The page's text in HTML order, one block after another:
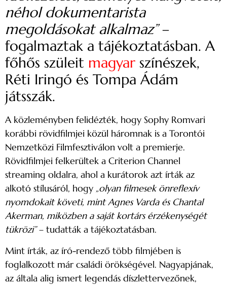
néhol dokumentarista
megoldásokat alkalmaz”–
fogalmaztak a tájékoztatásban. A
főhős szüleit magyar színészek,
Réti Iringó és Tompa Ádám
játsszák.
A közleményben felidézték, hogy Sophy Romvari
korábbi rövidfilmjei közül háromnak is a Torontói
Nemzetközi Filmfesztiválon volt a premierje.
Rövidfilmjei felkerültek a Criterion Channel
streaming oldalra, ahol a kurátorok azt írták az
alkotó stílusáról, hogy „olyan filmesek önreflexív
nyomdokait követi, mint Agnes Varda és Chantal
Akerman, miközben a saját kortárs érzékenységét
tükrözi”– tudatták a tájékoztatásban.
Mint írták, az író-rendező több filmjében is
foglalkozott már családi örökségével. Nagyapjának,
az általa alig ismert legendás díszlettervezőnek,